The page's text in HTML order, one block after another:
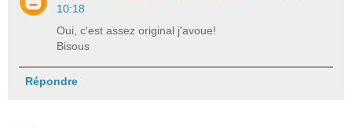
10:18
Oui, c'est assez original j'avoue!
Bisous
Répondre